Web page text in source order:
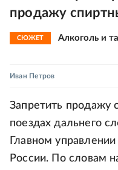
продажу
СЮЖЕТ Алкоголь и
Иван Петров
Запретить продажу
поездах дальнего
Главном
России. По словам